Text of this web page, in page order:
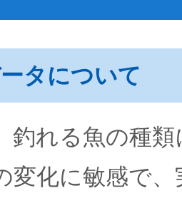
タについて
釣れる魚の種
変化に敏感で